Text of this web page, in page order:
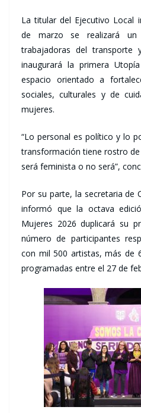
La titular del Ejecutivo Local
de marzo se realizará un
trabajadoras del
inaugurará la primera
espacio orientado a
sociales, culturales y de
mujeres.
“Lo personal es político y lo
transformación tiene rostro
será feminista o no será”,
Por su parte, la secretaria de
informó que la octava
Mujeres 2026 duplicará su
número de participantes
con mil 500 artistas, más de
programadas entre el 27 de